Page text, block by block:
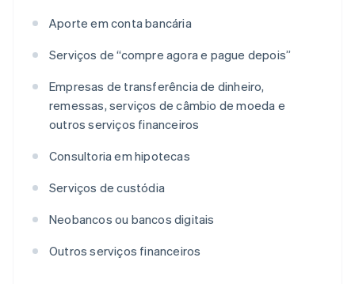
Aporte em conta bancária
Serviços de “compre agora e pague depois”
Empresas de transferência de dinheiro,
remessas, serviços de câmbio de moeda e
outros serviços financeiros
Consultoria em hipotecas
Serviços de custódia
Neobancos ou bancos digitais
Outros serviços financeiros